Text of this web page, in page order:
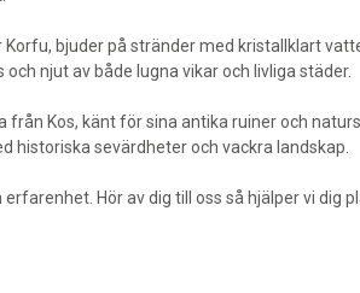
bjuder på stränder med kristallklart
njut av både lugna vikar och livliga städer.
Kos, känt för sina antika ruiner och
historiska sevärdheter och vackra landskap.
Hör av dig till oss så hjälper vi dig